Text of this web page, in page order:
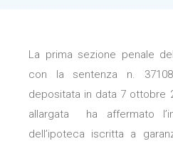
La prima sezione penale
con la sentenza n.
depositata in data 7 ottobre
allargata ha affermato
dell’ipoteca iscritta a